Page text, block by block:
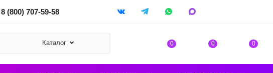
8 (800) 707-59-58
Каталог 0 0 0